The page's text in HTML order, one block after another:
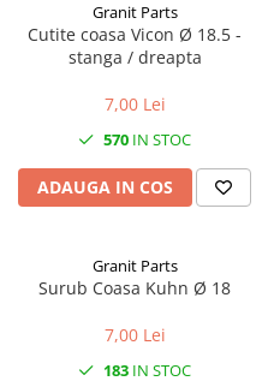
1.7.1 Cablu frana
1.7.2. Placute de frana
1.7.3. Simeringuri sistem franare
1.7.5. O-ring frana
1.8.1. Prize de putere
Granit Parts
Cutite coasa Vicon Ø 18.5 -
stanga / dreapta
7,00 Lei
570 IN STOC
ADAUGA IN COS
Granit Parts
Surub Coasa Kuhn Ø 18
7,00 Lei
183 IN STOC